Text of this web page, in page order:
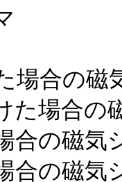
場合の磁
た場合の
合の磁気
合の磁気